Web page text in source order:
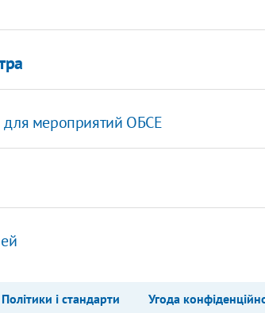
для мероприятий ОБСЕ
Політики і стандарти Угода